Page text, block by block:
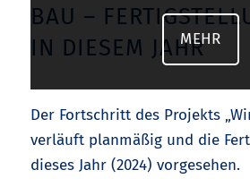
BAU –
IN DIESEM JAHR
Der Fortschritt des Projekts
verläuft planmäßig und die
dieses Jahr (2024) vorgesehen.
MEHR